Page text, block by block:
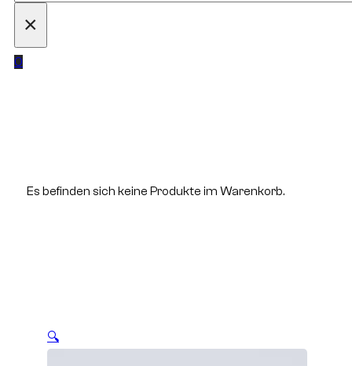
×
0
Es befinden sich keine Produkte im Warenkorb.
🔍